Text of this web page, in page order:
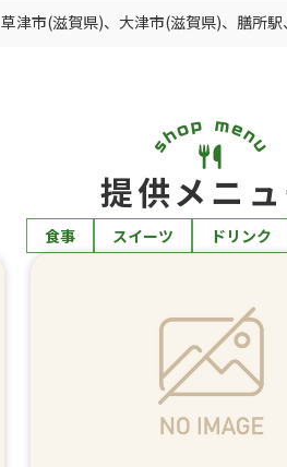
草津市(滋賀県)、 大津市(滋賀県)、 膳所駅、
提供メニ
食事 スイーツ ドリンク